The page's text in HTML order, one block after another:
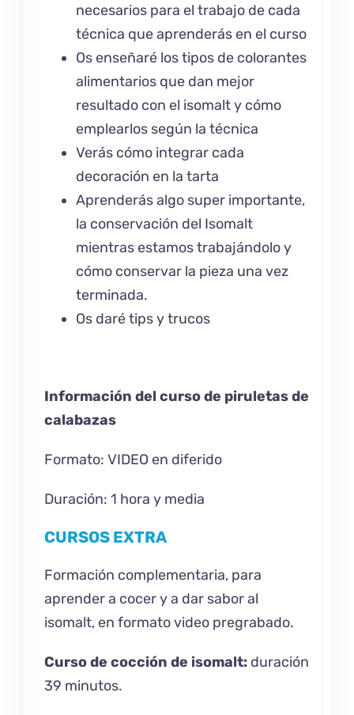
necesarios para el trabajo de cada
técnica que aprenderás en el curso
Os enseñaré los tipos de colorantes
alimentarios que dan mejor
resultado con el isomalt y cómo
emplearlos según la técnica
Verás cómo integrar cada
decoración en la tarta
Aprenderás algo super importante,
la conservación del Isomalt
mientras estamos trabajándolo y
cómo conservar la pieza una vez
terminada.
Os daré tips y trucos
Información del curso de piruletas de
calabazas
Formato: VIDEO en diferido
Duración: 1 hora y media
CURSOS EXTRA
Formación complementaria, para
aprender a cocer y a dar sabor al
isomalt, en formato video pregrabado.
Curso de cocción de isomalt:duración
39 minutos.